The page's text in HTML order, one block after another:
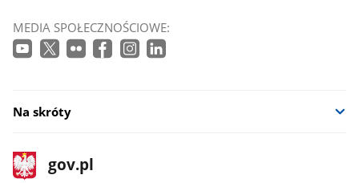
MEDIA SPOŁECZNOŚCIOWE:
Na skróty
stopka
gov.pl
Strona
gov.pl